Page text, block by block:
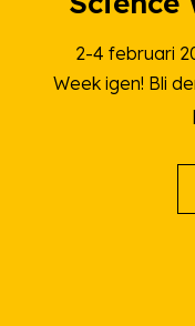
2-4 februari
Week igen! Bli